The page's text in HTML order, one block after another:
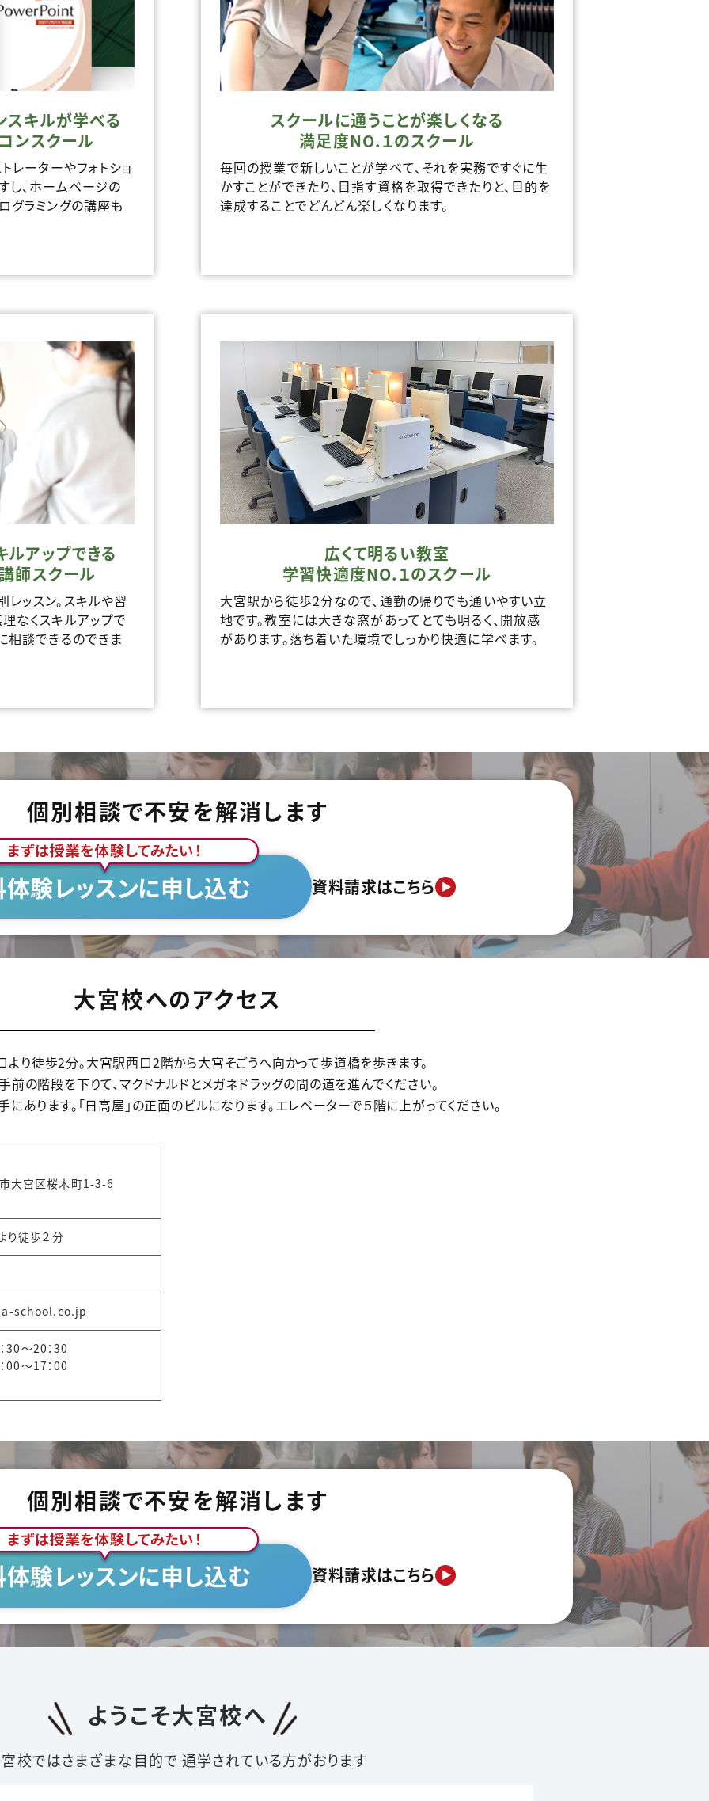
スキルが学べる
ンスクール
レーターやフォトショ
し、ホームページの
グラミングの講座も
アップできる
師スクール
ッスン。スキルや習
なくスキルアップで
相談できるのできま
スクールに通うことが楽しくなる
満足度NO.１のスクール
毎回の授業で新しいことが学べて、それを実務ですぐに生
かすことができたり、目指す資格を取得できたりと、目的を
達成することでどんどん楽しくなります。
広くて明るい教室
学習快適度NO.１のスクール
大宮駅から徒歩2分なので、通勤の帰りでも通いやすい立
地です。教室には大きな窓があってとても明るく、開放感
があります。落ち着いた環境でしっかり快適に学べます。
個別相談で不安を解消します
験レッスンに申し込む 資料請求はこちら
大宮校へのアクセス
り徒歩2分。大宮駅西口2階から大宮そごうへ向かって歩道橋を歩きます。
前の階段を下りて、マクドナルドとメガネドラッグの間の道を進んでください。
あります。「日高屋」の正面のビルになります。エレベーターで５階に上がってください。
大宮区桜木町1-3-6
り徒歩２分
school.co.jp
30～20：30
00～17：00
個別相談で不安を解消します
験レッスンに申し込む 資料請求はこちら
ようこそ大宮校へ
校ではさまざまな目的で 通学されている方がおります